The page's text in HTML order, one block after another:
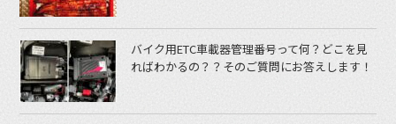
バイク用ETC車載器管理番号って何？どこを見
ればわかるの？？そのご質問にお答えします！